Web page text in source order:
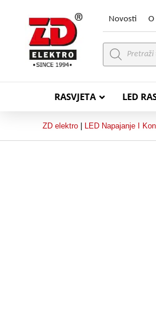
Novosti O
Products
search
RASVJETA LED
ZD elektro LED Napajanje I